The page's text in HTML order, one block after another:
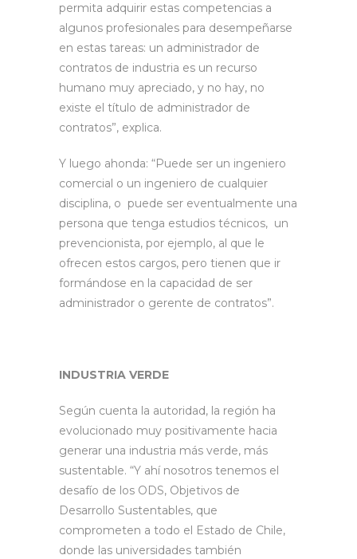
permita adquirir estas competencias a
algunos profesionales para desempeñarse
en estas tareas: un administrador de
contratos de industria es un recurso
humano muy apreciado, y no hay, no
existe el título de administrador de
contratos”, explica.
Y luego ahonda: “Puede ser un ingeniero
comercial o un ingeniero de cualquier
disciplina, o puede ser eventualmente una
persona que tenga estudios técnicos, un
prevencionista, por ejemplo, al que le
ofrecen estos cargos, pero tienen que ir
formándose en la capacidad de ser
administrador o gerente de contratos”.
INDUSTRIA VERDE
Según cuenta la autoridad, la región ha
evolucionado muy positivamente hacia
generar una industria más verde, más
sustentable. “Y ahí nosotros tenemos el
desafío de los ODS, Objetivos de
Desarrollo Sustentables, que
comprometen a todo el Estado de Chile,
donde las universidades también